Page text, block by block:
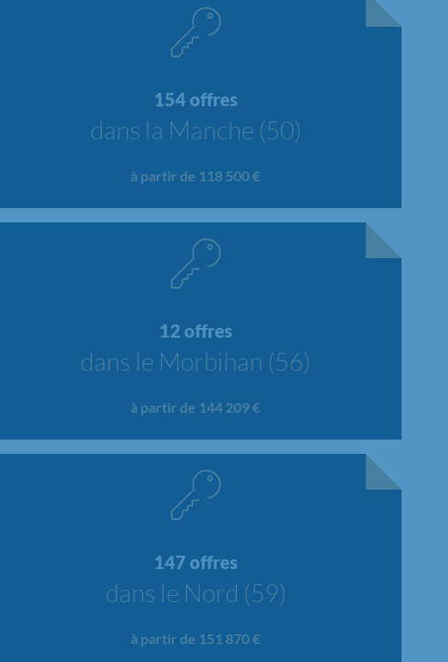
154 offres
dans la Manche (50)
à partir de 118 500 €
12 offres
dans le Morbihan (56)
à partir de 144 209 €
147 offres
dans le Nord (59)
à partir de 151 870 €